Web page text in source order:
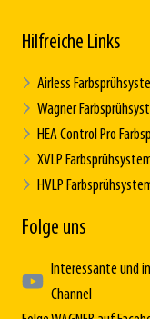
Hilfreiche Links
Airless
Wagner
HEA Control Pro
XVLP
HVLP
Folge uns
Interessante und
Channel